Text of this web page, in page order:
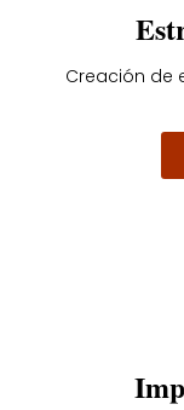
Creación de